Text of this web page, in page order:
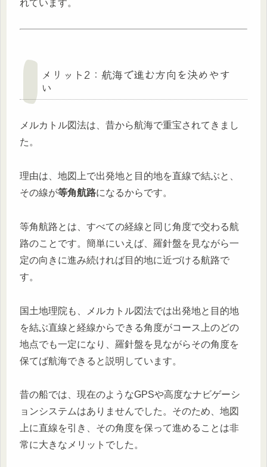
れています。
メリット2：航海で進む方向を決めやす
い
メルカトル図法は、昔から航海で重宝されてきまし
た。
理由は、地図上で出発地と目的地を直線で結ぶと、
その線が等角航路になるからです。
等角航路とは、すべての経線と同じ角度で交わる航
路のことです。簡単にいえば、羅針盤を見ながら一
定の向きに進み続ければ目的地に近づける航路で
す。
国土地理院も、メルカトル図法では出発地と目的地
を結ぶ直線と経線からできる角度がコース上のどの
地点でも一定になり、羅針盤を見ながらその角度を
保てば航海できると説明しています。
昔の船では、現在のようなGPSや高度なナビゲーシ
ョンシステムはありませんでした。そのため、地図
上に直線を引き、その角度を保って進めることは非
常に大きなメリットでした。